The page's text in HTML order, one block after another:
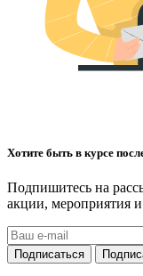
Хотите быть в курсе
Подпишитесь на
акции, мероприятия
Подписаться